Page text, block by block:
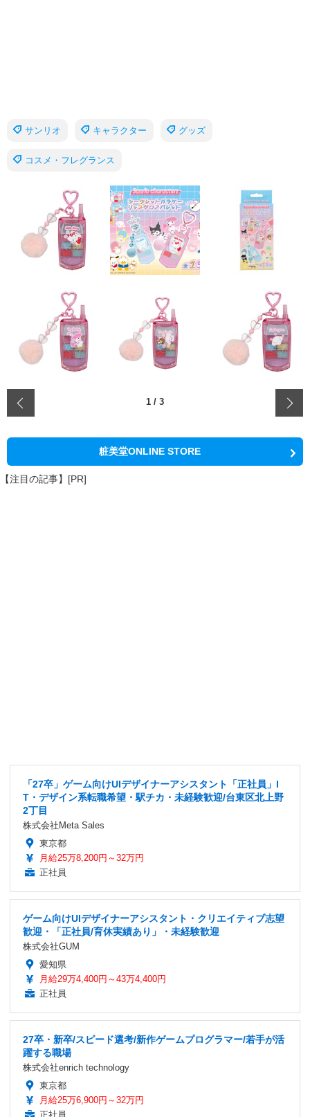
サンリオ キャラクター グッズ
コスメ・フレグランス
1 / 3
粧美堂ONLINE STORE
【注目の記事】[PR]
「27卒」ゲーム向けUIデザイナーアシスタント「正社員」I
T・デザイン系転職希望・駅チカ・未経験歓迎/台東区北上野
2丁目
株式会社Meta Sales
東京都
月給25万8,200円～32万円
正社員
ゲーム向けUIデザイナーアシスタント・クリエイティブ志望
歓迎・「正社員/育休実績あり」・未経験歓迎
株式会社GUM
愛知県
月給29万4,400円～43万4,400円
正社員
27卒・新卒/スピード選考/新作ゲームプログラマー/若手が活
躍する職場
株式会社enrich technology
東京都
月給25万6,900円～32万円
正社員